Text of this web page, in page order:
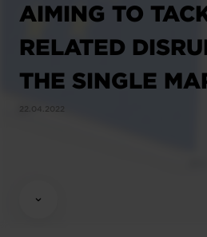
AIMING TO
RELATED
THE SINGLE
22.04.2022